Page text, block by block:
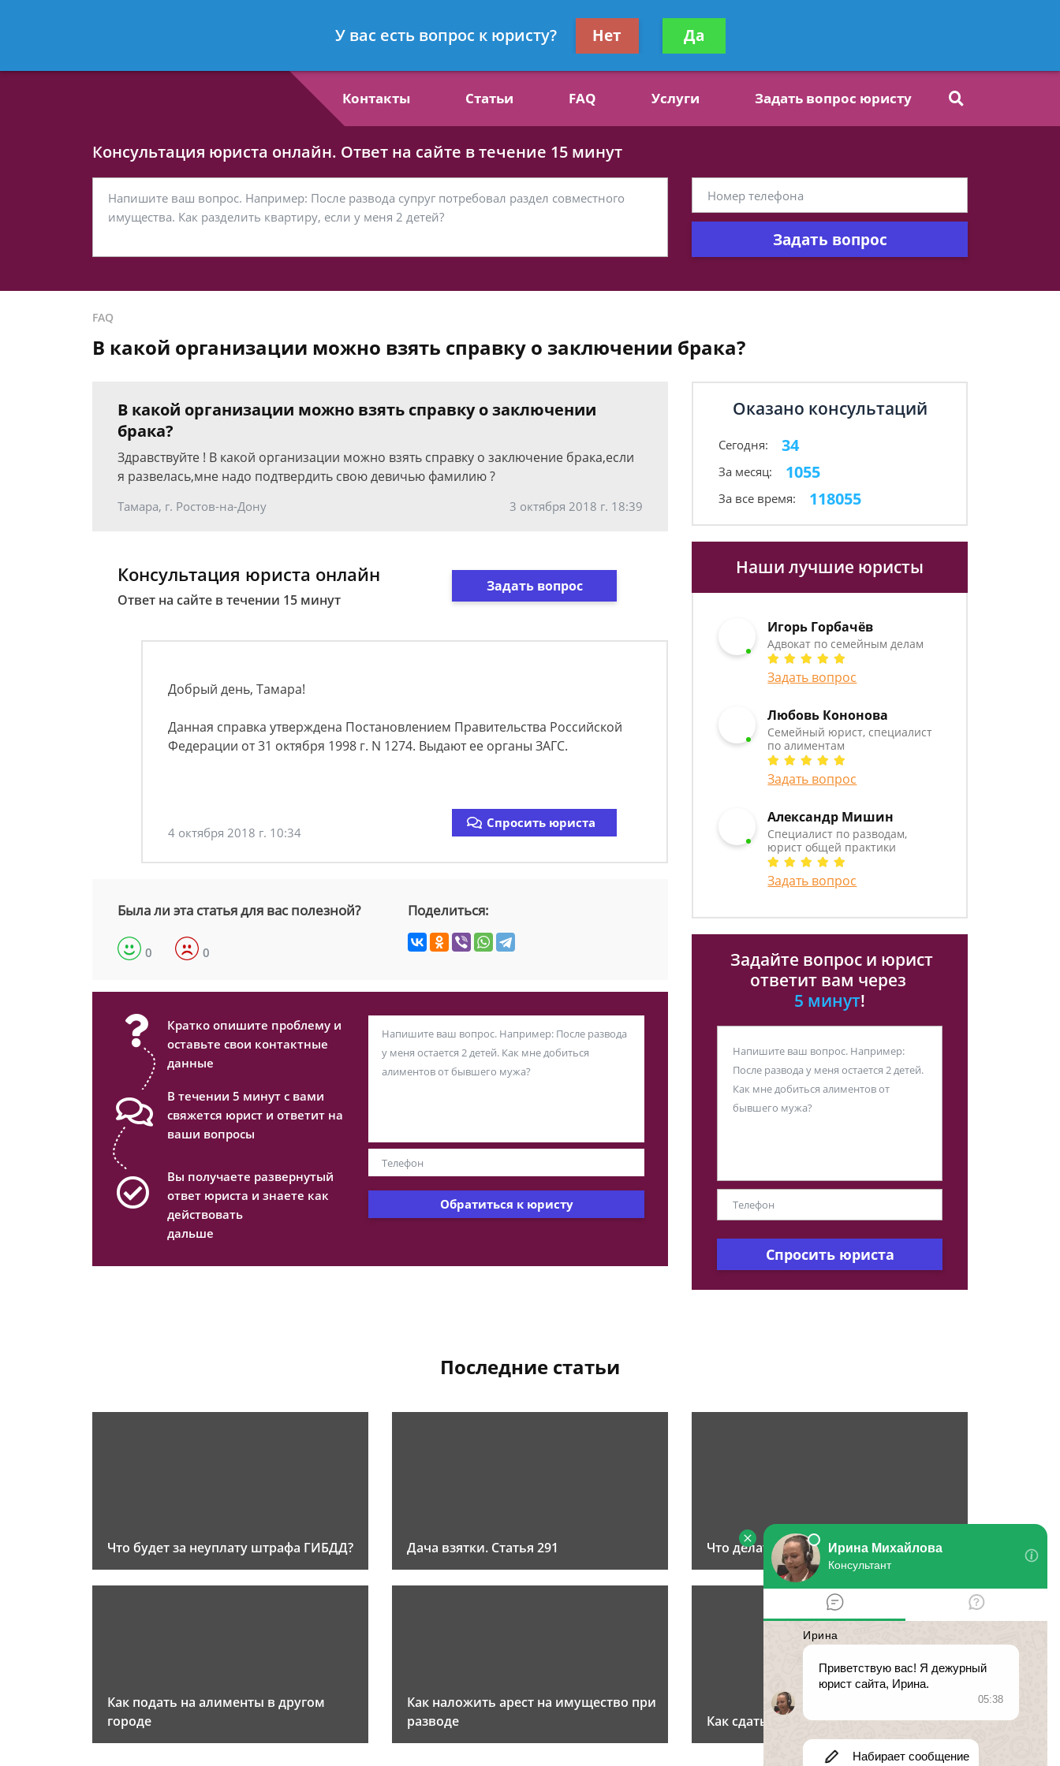
- Семейный юрист, специалист по алиментам
Получите консультацию
бесплатно
Контакты Статьи FAQ Услуги Задать вопрос юристу
Консультация юриста онлайн. Ответ на сайте в течение 15 минут
Задать вопрос
FAQ
В какой организации можно взять справку о заключении брака?
В какой организации можно взять справку о заключении
брака?
Здравствуйте ! В какой организации можно взять справку о заключение брака,если
я развелась,мне надо подтвердить свою девичью фамилию ?
Тамара, г. Ростов-на-Дону 3 октября 2018 г. 18:39
Консультация юриста онлайн
Ответ на сайте в течении 15 минут
Задать вопрос
Добрый день, Тамара!
Данная справка утверждена Постановлением Правительства Российской
Федерации от 31 октября 1998 г. N 1274. Выдают ее органы ЗАГС.
4 октября 2018 г. 10:34
Спросить юриста
Была ли эта статья для вас полезной?
0 0
Поделиться:
Кратко опишите проблему и
оставьте свои контактные
данные
В течении 5 минут с вами
свяжется юрист и ответит на
ваши вопросы
Вы получаете развернутый
ответ юриста и знаете как
действовать
дальше
Обратиться к юристу
Оказано консультаций
Сегодня: 34
За месяц: 1055
За все время: 118055
Наши лучшие юристы
Игорь Горбачёв
Адвокат по семейным делам
Задать вопрос
Любовь Кононова
Семейный юрист, специалист
по алиментам
Задать вопрос
Александр Мишин
Специалист по разводам,
юрист общей практики
Задать вопрос
Задайте вопрос и юрист
ответит вам через
5 минут!
Спросить юриста
Последние статьи
Что будет за неуплату штрафа ГИБДД? Дача взятки. Статья 291 Что делать, если вымогают деньги?
Как подать на алименты в другом
городе
Как наложить арест на имущество при
разводе
Как сдать ребенка в интернат?
У вас есть вопрос к юристу? Нет Да